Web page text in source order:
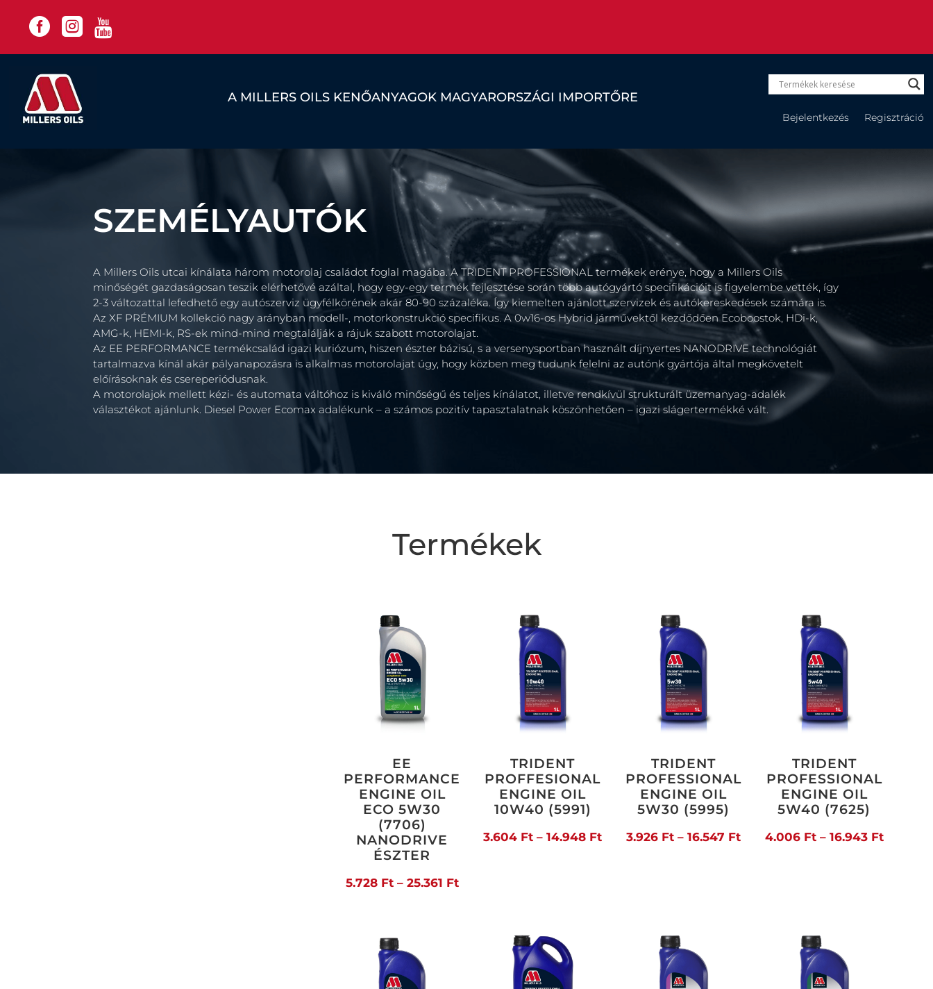
  
A MILLERS OILS KENŐANYAGOK MAGYARORSZÁGI IMPORTŐRE
Bejelentkezés Regisztráció
SZEMÉLYAUTÓK
A Millers Oils utcai kínálata három motorolaj családot foglal magába. A TRIDENT PROFESSIONAL termékek erénye, hogy a Millers Oils
minőségét gazdaságosan teszik elérhetővé azáltal, hogy egy-egy termék fejlesztése során több autógyártó specifikációit is figyelembe vették, így
2-3 változattal lefedhető egy autószerviz ügyfélkörének akár 80-90 százaléka. Így kiemelten ajánlott szervizek és autókereskedések számára is.
Az XF PRÉMIUM kollekció nagy arányban modell-, motorkonstrukció specifikus. A 0w16-os Hybrid járművektől kezdődően Ecoboostok, HDi-k,
AMG-k, HEMI-k, RS-ek mind-mind megtalálják a rájuk szabott motorolajat.
Az EE PERFORMANCE termékcsalád igazi kuriózum, hiszen észter bázisú, s a versenysportban használt díjnyertes NANODRIVE technológiát
tartalmazva kínál akár pályanapozásra is alkalmas motorolajat úgy, hogy közben meg tudunk felelni az autónk gyártója által megkövetelt
előírásoknak és csereperiódusnak.
A motorolajok mellett kézi- és automata váltóhoz is kiváló minőségű és teljes kínálatot, illetve rendkívül strukturált üzemanyag-adalék
választékot ajánlunk. Diesel Power Ecomax adalékunk – a számos pozitív tapasztalatnak köszönhetően – igazi slágertermékké vált.
Termékek
EE
PERFORMANCE
ENGINE OIL
ECO 5W30
(7706)
NANODRIVE
ÉSZTER
5.728 Ft – 25.361 FtÁrtartomány:
TRIDENT
PROFFESIONAL
ENGINE OIL
10W40 (5991)
3.604 Ft – 14.948 FtÁrtartomány:
TRIDENT
PROFESSIONAL
ENGINE OIL
5W30 (5995)
3.926 Ft – 16.547 FtÁrtartomány:
TRIDENT
PROFESSIONAL
ENGINE OIL
5W40 (7625)
4.006 Ft – 16.943 Ft